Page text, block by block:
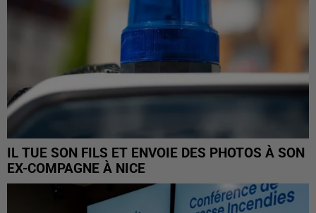
IL TUE SON FILS ET ENVOIE DES PHOTOS À SON
EX-COMPAGNE À NICE